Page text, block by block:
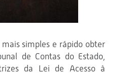
simples e rápido obter
de Contas do Estado,
da Lei de Acesso à